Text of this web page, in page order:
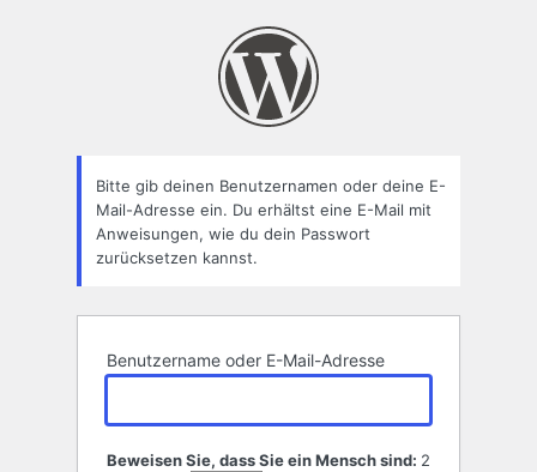
Bitte gib deinen Benutzernamen oder deine E-
Mail-Adresse ein. Du erhältst eine E-Mail mit
Anweisungen, wie du dein Passwort
zurücksetzen kannst.
Benutzername oder E-Mail-Adresse
Beweisen Sie, dass Sie ein Mensch sind: 2